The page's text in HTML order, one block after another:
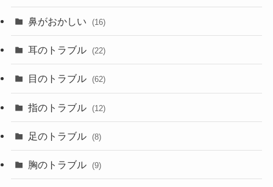
鼻がおかしい (16)
耳のトラブル (22)
目のトラブル (62)
指のトラブル (12)
足のトラブル (8)
胸のトラブル (9)